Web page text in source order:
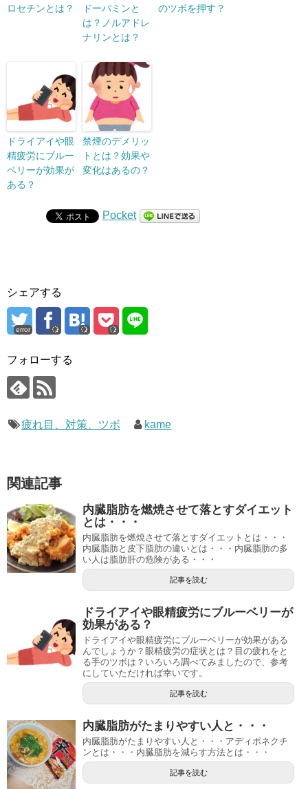
ロセチンとは？
ドーパミンと
は？ノルアドレ
ナリンとは？
のツボを押す？
ドライアイや眼
精疲労にブルー
ベリーが効果が
ある？
禁煙のデメリッ
トとは？効果や
変化はあるの？
Pocket
シェアする
error
フォローする
疲れ目、対策、ツボ kame
関連記事
内臓脂肪を燃焼させて落とすダイエット
とは・・・
内臓脂肪を燃焼させて落とすダイエットとは・・・
内臓脂肪と皮下脂肪の違いとは・・・内臓脂肪の多
い人は脂肪肝の危険がある・・・
記事を読む
ドライアイや眼精疲労にブルーベリーが
効果がある？
ドライアイや眼精疲労にブルーベリーが効果がある
んでしょうか？眼精疲労の症状とは？目の疲れをと
る手のツボは？いろいろ調べてみましたので、参考
にしていただければ幸いです。
記事を読む
内臓脂肪がたまりやすい人と・・・
内臓脂肪がたまりやすい人と・・・アディポネクチ
ンとは・・・内臓脂肪を減らす方法とは・・・
記事を読む